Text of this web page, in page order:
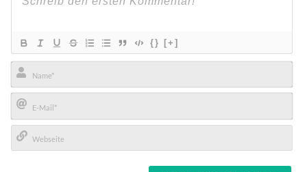
{} [+]
Name*
E-
Mail*